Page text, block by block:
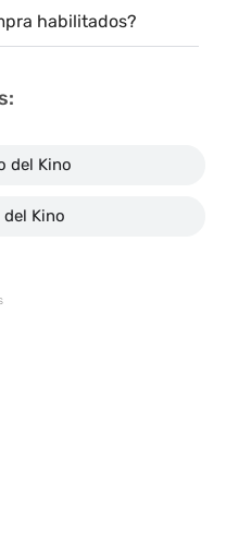
habilitados?
del Kino
Kino